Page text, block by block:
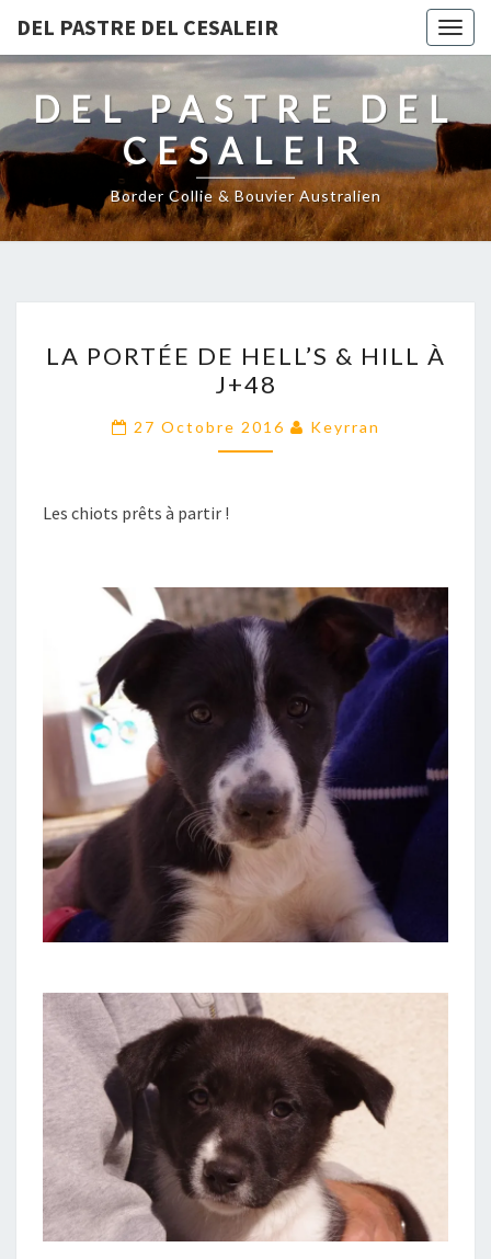
DEL PASTRE DEL CESALEIR
DEL PASTRE DEL
CESALEIR
Border Collie & Bouvier Australien
PORTÉE
DE
HELL’S
&
LA PORTÉE DE HELL’S & HILL À
J+48
27 Octobre 2016 Keyrran
Les chiots prêts à partir !